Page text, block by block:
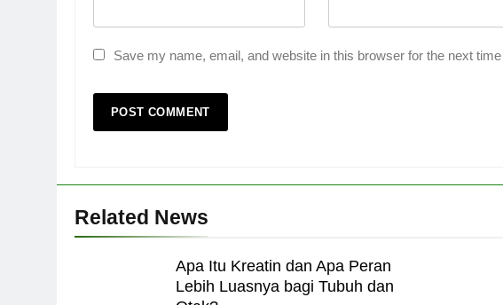
Save my name, email, and website in this browser for the next
Related News
Apa Itu Kreatin dan Apa Peran
Lebih Luasnya bagi Tubuh dan